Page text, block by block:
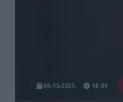
06-13-2025 18:09